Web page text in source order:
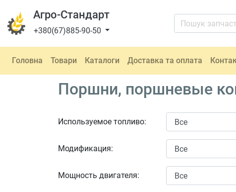
Агро-Стандарт
+380(67)885-90-50
Головна Товари Каталоги Доставка та оплата
Поршни, поршневые
Используемое топливо:
Модификация:
Мощность двигателя: